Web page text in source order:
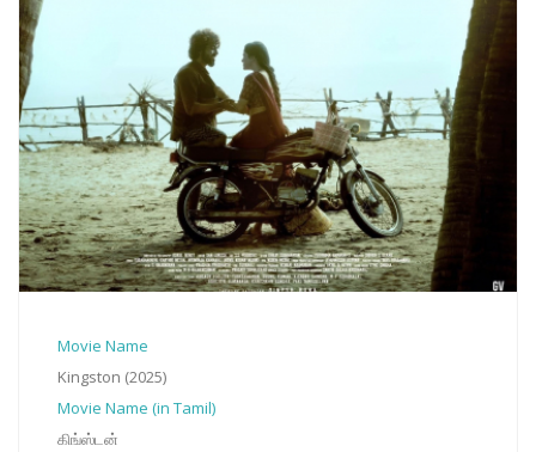
Movie Name
Kingston (2025)
Movie Name (in Tamil)
கிங்ஸ்டன்